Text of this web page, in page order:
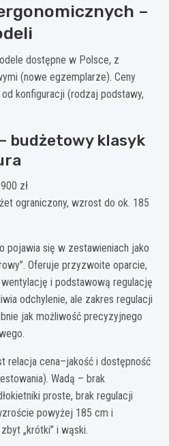
–
dostępne w Polsce, z
(nowe egzemplarze). Ceny
konfiguracji (rodzaj podstawy,
budżetowy klasyk
zł
ograniczony, wzrost do ok. 185
pojawia się w zestawieniach jako
Oferuje przyzwoite oparcie,
i podstawową regulację
odchylenie, ale zakres regulacji
jak możliwość precyzyjnego
relacja cena–jakość i dostępność
Wadą – brak
proste, brak regulacji
powyżej 185 cm i
„krótki” i wąski.